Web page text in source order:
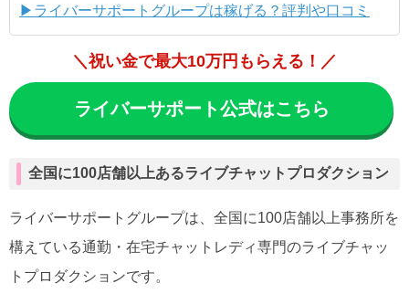
▶ライバーサポートグループは稼げる？評判や口コミ
＼祝い金で最大10万円もらえる！／
ライバーサポート公式はこちら
全国に100店舗以上あるライブチャットプロダクション
ライバーサポートグループは、全国に100店舗以上事務所を
構えている通勤・在宅チャットレディ専門のライブチャッ
トプロダクションです。